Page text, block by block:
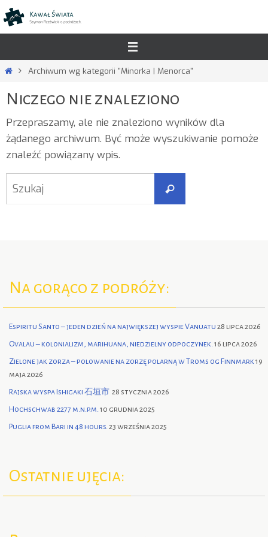
Przejdź
do
StronaArchiwum wg kategorii "Minorka | Menorca"
Niczego nie znaleziono
Przepraszamy, ale nie znaleziono wyników dla
żądanego archiwum. Być może wyszukiwanie pomoże
znaleźć powiązany wpis.
Szukaj
Na gorąco z podróży:
Espiritu Santo – jeden dzień na największej wyspie Vanuatu 28 lipca 2026
Ovalau – kolonializm, marihuana, niedzielny odpoczynek. 16 lipca 2026
Zielone jak zorza – polowanie na zorzę polarną w Troms og Finnmark19
maja 2026
Rajska wyspa Ishigaki 石垣市 28 stycznia 2026
Hochschwab 2277 m.n.p.m. 10 grudnia 2025
Puglia from Bari in 48 hours. 23 września 2025
Ostatnie ujęcia: